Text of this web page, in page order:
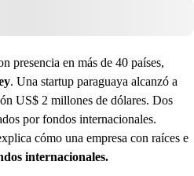
presencia en más de 40 países,
. Una startup paraguaya alcanzó a
US$ 2 millones de dólares. Dos
por fondos internacionales.
cómo una empresa con raíces e
internacionales.